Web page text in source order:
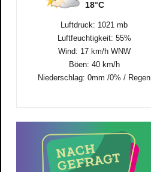
18°C
Luftdruck: 1021 mb
Luftfeuchtigkeit: 55%
Wind: 17 km/h WNW
Böen: 40 km/h
Niederschlag:0mm /0% / Regen